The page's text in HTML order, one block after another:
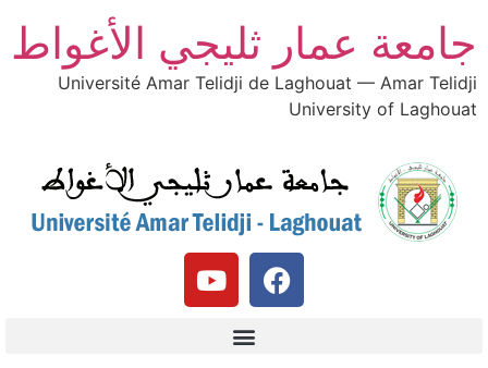
عمار ثليجي الأغواط
Université Amar Telidji de Laghouat — Amar
University of